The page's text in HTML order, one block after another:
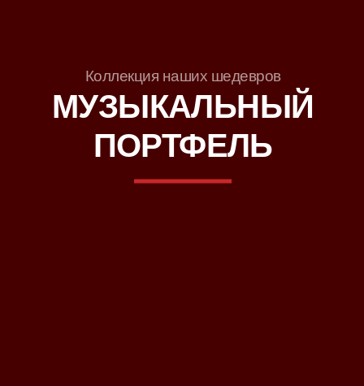
Коллекция наших шедевров
МУЗЫКАЛЬНЫЙ
ПОРТФЕЛЬ